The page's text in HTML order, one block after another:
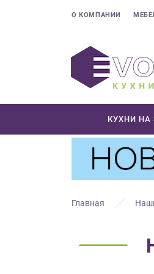
О КОМПАНИИ
КУХНИ НА
Главная
ваши